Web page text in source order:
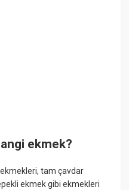
ekmek?
tam çavdar
ekmek gibi ekmekleri